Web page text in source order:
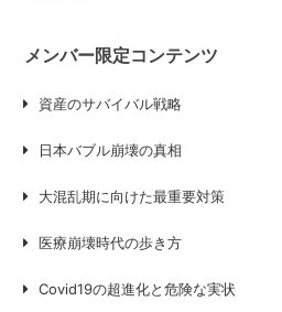
メンバー限定コンテンツ
資産のサバイバル戦略
日本バブル崩壊の真相
大混乱期に向けた最重要対策
医療崩壊時代の歩き方
Covid19の超進化と危険な実状